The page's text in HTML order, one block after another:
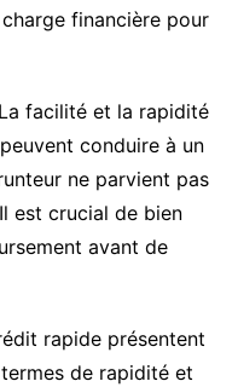
financière pour
La facilité et la rapidité
conduire à un
ne parvient pas
est crucial de bien
avant de
rapide présentent
de rapidité et